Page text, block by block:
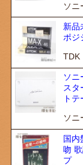
ソニ
新品
ポジ
TDK
ソニ
スタ
ト
ソニ
国内
吻
プ